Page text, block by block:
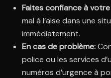
Faites confiance à
mal à l’aise dans une
immédiatement.
En cas de problème:
police ou les services
numéros d’urgence à